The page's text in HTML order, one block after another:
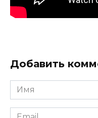
Добавить
Имя
Email